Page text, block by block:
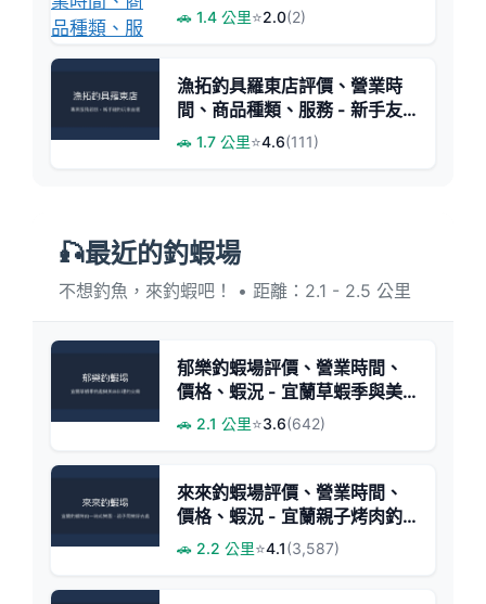
業釣具店
🚗 1.4 公里⭐2.0(2)
漁拓釣具羅東店評價、營業時
間、商品種類、服務 - 新手友
善與專業磯釣推薦
🚗 1.7 公里⭐4.6(111)
🎣最近的釣蝦場
不想釣魚，來釣蝦吧！ • 距離：2.1 - 2.5 公里
郁樂釣蝦場評價、營業時間、
價格、蝦況 - 宜蘭草蝦季與美
味料理
🚗 2.1 公里⭐3.6(642)
來來釣蝦場評價、營業時間、
價格、蝦況 - 宜蘭親子烤肉釣
蝦樂園
🚗 2.2 公里⭐4.1(3,587)